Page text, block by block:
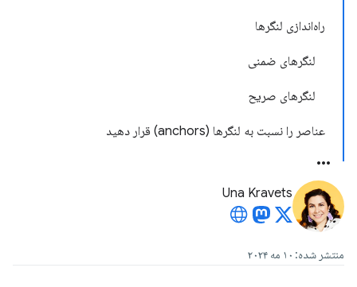
راه‌اندازی لنگرها
لنگرهای ضمنی
لنگرهای صریح
عناصر را نسبت به لنگرها (anchors) قرار دهید
Una Kravets
منتشر شده: ۱۰ مه ۲۰۲۴